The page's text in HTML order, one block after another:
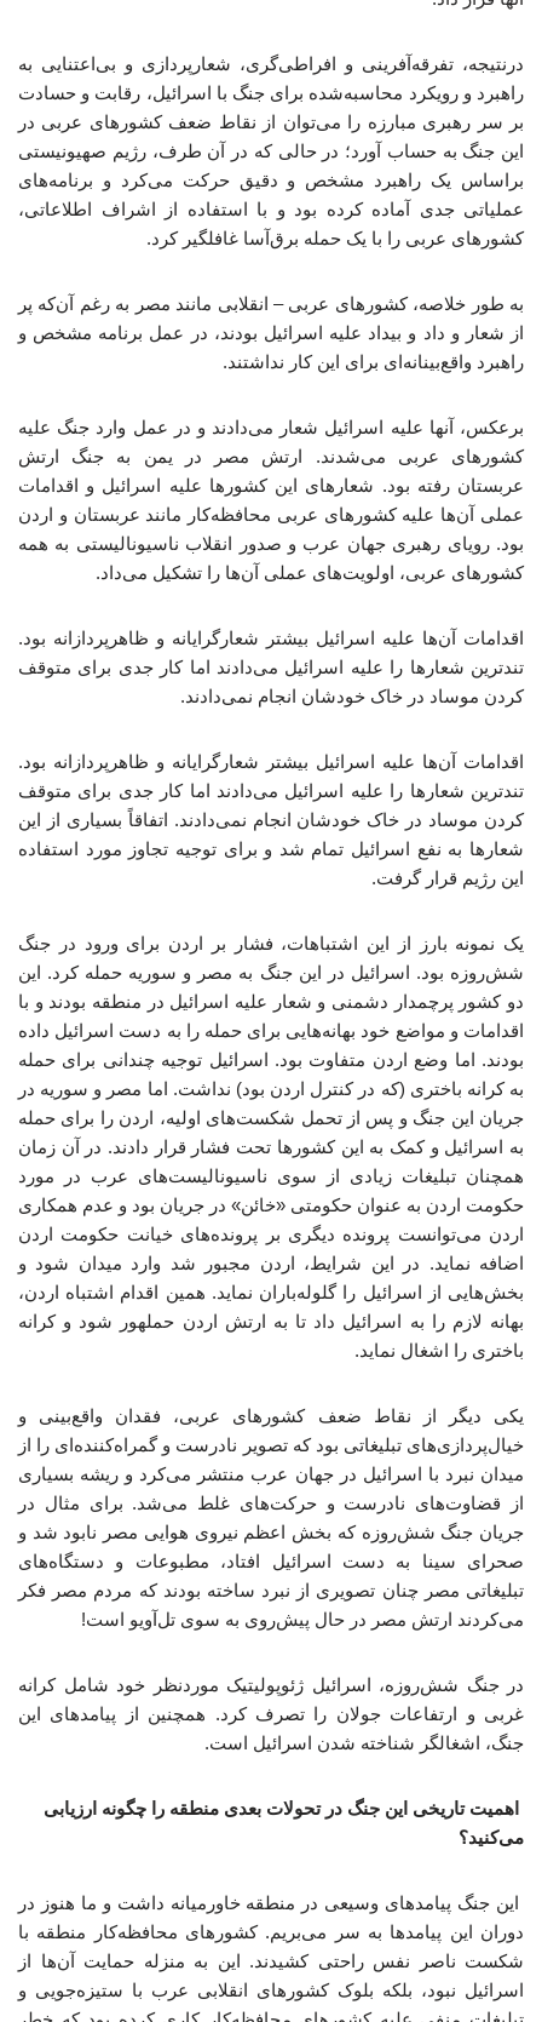
درنتیجه، تفرقه‌آفرینی و افراطی‌گری، شعارپردازی و بی‌اعتنایی به
راهبرد و رویکرد محاسبه‌شده برای جنگ با اسرائیل، رقابت و حسادت
بر سر رهبری مبارزه را می‌توان از نقاط ضعف کشورهای عربی در
این جنگ به حساب آورد؛ در حالی‌ که در آن طرف، رژیم صهیونیستی
براساس یک راهبرد مشخص و دقیق حرکت می‌کرد و برنامه‌های
عملیاتی جدی آماده کرده بود و با استفاده از اشراف اطلاعاتی،
کشورهای عربی را با یک حمله برق‌آسا غافلگیر کرد.
به طور خلاصه، کشورهای عربی – انقلابی مانند مصر به رغم آن‌که پر
از شعار و داد و بیداد علیه اسرائیل بودند، در عمل برنامه مشخص و
راهبرد واقع‌بینانه‌ای برای این کار نداشتند.
برعکس، آنها علیه اسرائیل شعار می‌دادند و در عمل وارد جنگ علیه
کشورهای عربی می‌شدند. ارتش مصر در یمن به جنگ ارتش
عربستان رفته بود. شعارهای این کشورها علیه اسرائیل و اقدامات
عملی آن‌ها علیه کشورهای عربی محافظه‌کار مانند عربستان و اردن
بود. رویای رهبری جهان عرب و صدور انقلاب ناسیونالیستی به همه
کشورهای عربی، اولویت‌های عملی آن‌ها را تشکیل می‌داد.
اقدامات آن‌ها علیه اسرائیل بیشتر شعارگرایانه و ظاهرپردازانه بود.
تندترین شعارها را علیه اسرائیل می‌دادند اما کار جدی برای متوقف
کردن موساد در خاک خودشان انجام نمی‌دادند.
اقدامات آن‌ها علیه اسرائیل بیشتر شعارگرایانه و ظاهرپردازانه بود.
تندترین شعارها را علیه اسرائیل می‌دادند اما کار جدی برای متوقف
کردن موساد در خاک خودشان انجام نمی‌دادند. اتفاقاً بسیاری از این
شعارها به نفع اسرائیل تمام شد و برای توجیه تجاوز مورد استفاده
این رژیم قرار گرفت.
یک نمونه بارز از این اشتباهات، فشار بر اردن برای ورود در جنگ
شش‌روزه بود. اسرائیل در این جنگ به مصر و سوریه حمله کرد. این
دو کشور پرچمدار دشمنی و شعار علیه اسرائیل در منطقه بودند و با
اقدامات و مواضع خود بهانه‌هایی برای حمله را به دست اسرائیل داده
بودند. اما وضع اردن متفاوت بود. اسرائیل توجیه چندانی برای حمله
به کرانه باختری (که در کنترل اردن بود) نداشت. اما مصر و سوریه در
جریان این جنگ و پس از تحمل شکست‌های اولیه، اردن را برای حمله
به اسرائیل و کمک به این کشورها تحت فشار قرار دادند. در آن زمان
همچنان تبلیغات زیادی از سوی ناسیونالیست‌های عرب در مورد
حکومت اردن به عنوان حکومتی «خائن» در جریان بود و عدم همکاری
اردن می‌توانست پرونده دیگری بر پرونده‌های خیانت حکومت اردن
اضافه نماید. در این شرایط، اردن مجبور شد وارد میدان شود و
بخش‌هایی از اسرائیل را گلوله‌باران نماید. همین اقدام اشتباه اردن،
بهانه لازم را به اسرائیل داد تا به ارتش اردن حملهور شود و کرانه
باختری را اشغال نماید.
یکی دیگر از نقاط ضعف کشورهای عربی، فقدان واقع‌بینی و
خیال‌پردازی‌های تبلیغاتی بود که تصویر نادرست و گمراه‌کننده‌ای را از
میدان نبرد با اسرائیل در جهان عرب منتشر می‌کرد و ریشه بسیاری
از قضاوت‌های نادرست و حرکت‌های غلط می‌شد. برای مثال در
جریان جنگ شش‌روزه که بخش اعظم نیروی هوایی مصر نابود شد و
صحرای سینا به دست اسرائیل افتاد، مطبوعات و دستگاه‌های
تبلیغاتی مصر چنان تصویری از نبرد ساخته بودند که مردم مصر فکر
می‌کردند ارتش مصر در حال پیش‌روی به سوی تل‌آویو است!
در جنگ شش‌روزه، اسرائیل ژئوپولیتیک موردنظر خود شامل کرانه
غربی و ارتفاعات جولان را تصرف کرد. همچنین از پیامدهای این
جنگ، اشغالگر شناخته شدن اسرائیل است.
اهمیت تاریخی این جنگ در تحولات بعدی منطقه را چگونه ارزیابی
می‌کنید؟
این جنگ پیامدهای وسیعی در منطقه خاورمیانه داشت و ما هنوز در
دوران این پیامدها به سر می‌بریم. کشورهای محافظه‌کار منطقه با
شکست ناصر نفس راحتی کشیدند. این به منزله حمایت آن‌ها از
اسرائیل نبود، بلکه بلوک کشورهای انقلابی عرب با ستیزه‌جویی و